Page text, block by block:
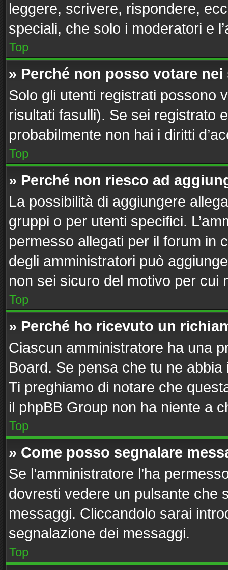
leggere, scrivere, rispondere,
speciali, che solo i moderatori e
Top
» Perché non posso votare
Solo gli utenti registrati possono
risultati fasulli). Se sei registrato
probabilmente non hai i diritti
Top
» Perché non riesco ad
La possibilità di aggiungere
gruppi o per utenti specifici.
permesso allegati per il forum in
degli amministratori può
non sei sicuro del motivo per cui
Top
» Perché ho ricevuto un
Ciascun amministratore ha una
Board. Se pensa che tu ne
Ti preghiamo di notare che
il phpBB Group non ha niente a
Top
» Come posso segnalare
Se l’amministratore l’ha
dovresti vedere un pulsante che
messaggi. Cliccandolo sarai
segnalazione dei messaggi.
Top